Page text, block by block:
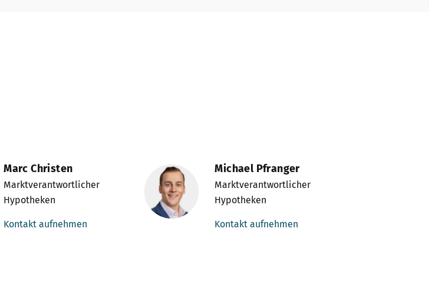
Marc Christen
Marktverantwortlicher
Hypotheken
Kontakt aufnehmen
Michael Pfranger
Marktverantwortlicher
Hypotheken
Kontakt aufnehmen